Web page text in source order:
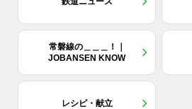
常磐線の＿＿＿！｜
JOBANSEN KNOW
レシピ・献立